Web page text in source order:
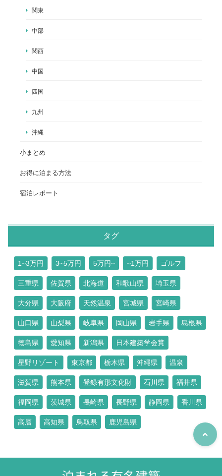
関東
中部
関西
中国
四国
九州
沖縄
小まとめ
お得に泊まる方法
宿泊レポート
タグ
1~3万円 3~5万円 5万円~ ~1万円 ゴルフ
三重県 佐賀県 北海道 和歌山県 埼玉県
大分県 大阪府 天然温泉 宮城県 宮崎県
山口県 山梨県 岐阜県 岡山県 岩手県 島根県
徳島県 愛知県 新潟県 日本建築学会賞
星野リゾート 東京都 栃木県 沖縄県 温泉
滋賀県 熊本県 登録有形文化財 石川県 福井県
福岡県 茨城県 長崎県 長野県 静岡県 香川県
高層 高知県 鳥取県 鹿児島県